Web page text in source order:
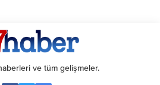
ve tüm gelişmeler.